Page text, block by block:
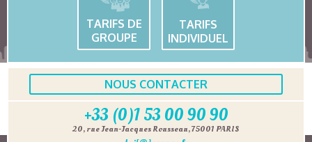
TARIFS DE
GROUPE
TARIFS
INDIVIDUEL
NOUS CONTACTER
+33 (0)1 53 00 90 90
20, rue Jean-Jacques Rousseau, 75001 PARIS